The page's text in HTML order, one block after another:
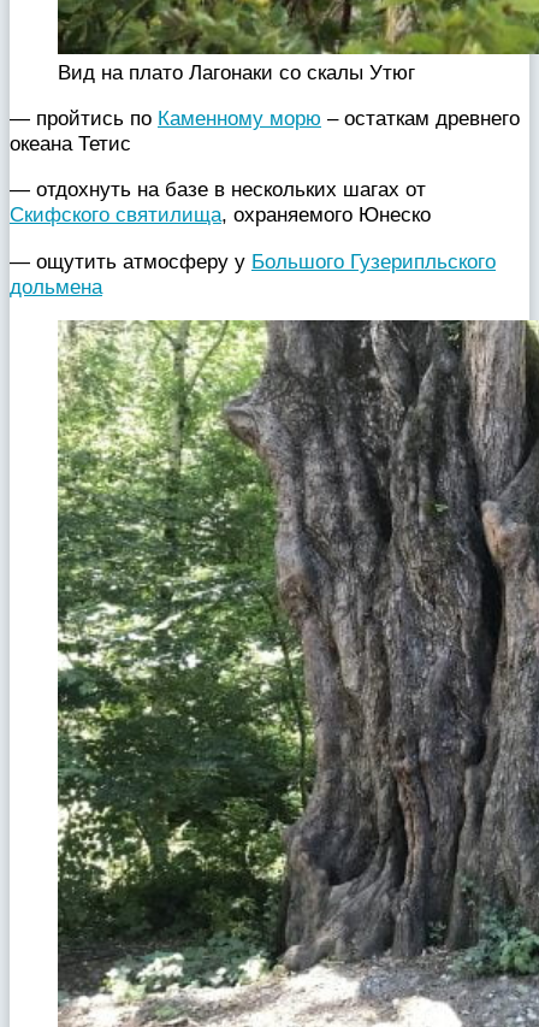
Вид на плато Лагонаки со скалы Утюг
— пройтись по Каменному морю – остаткам древнего
океана Тетис
— отдохнуть на базе в нескольких шагах от
Скифского святилища, охраняемого Юнеско
— ощутить атмосферу у Большого Гузерипльского
дольмена